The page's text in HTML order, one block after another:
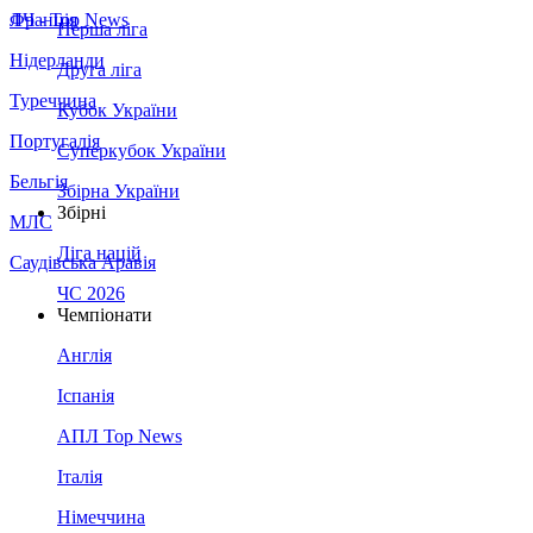
Франція
Нідерланди
Туреччина
Португалія
Бельгія
МЛС
Саудівська Аравія
ЛЧ - Top News
Перша ліга
Друга ліга
Кубок України
Суперкубок України
Збірна України
Збірні
Ліга націй
ЧС 2026
Чемпіонати
Англія
Іспанія
АПЛ Top News
Італія
Німеччина